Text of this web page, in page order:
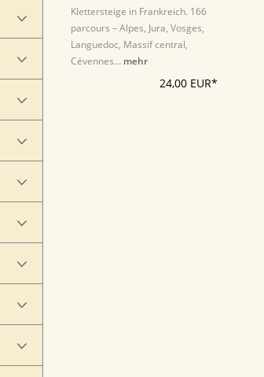
Klettersteige in Frankreich. 166
parcours – Alpes, Jura, Vosges,
Languedoc, Massif central,
Cévennes… mehr
24,00 EUR*